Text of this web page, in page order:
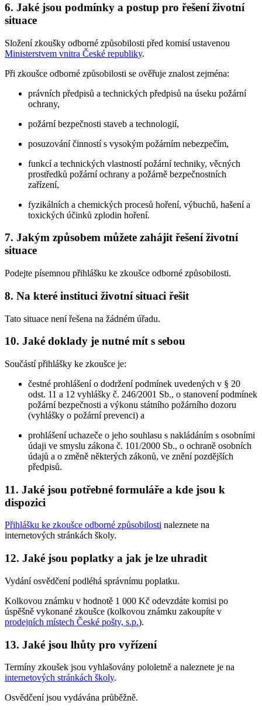
6. Jaké jsou podmínky a postup pro řešení životní
situace
Složení zkoušky odborné způsobilosti před komisí ustavenou
Ministerstvem vnitra České republiky.
Při zkoušce odborné způsobilosti se ověřuje znalost zejména:
právních předpisů a technických předpisů na úseku požární
ochrany,
požární bezpečnosti staveb a technologií,
posuzování činností s vysokým požárním nebezpečím,
funkcí a technických vlastností požární techniky, věcných
prostředků požární ochrany a požárně bezpečnostních
zařízení,
fyzikálních a chemických procesů hoření, výbuchů, hašení a
toxických účinků zplodin hoření.
7. Jakým způsobem můžete zahájit řešení životní
situace
Podejte písemnou přihlášku ke zkoušce odborné způsobilosti.
8. Na které instituci životní situaci řešit
Tato situace není řešena na žádném úřadu.
10. Jaké doklady je nutné mít s sebou
Součástí přihlášky ke zkoušce je:
čestné prohlášení o dodržení podmínek uvedených v § 20
odst. 11 a 12 vyhlášky č. 246/2001 Sb., o stanovení podmínek
požární bezpečnosti a výkonu státního požárního dozoru
(vyhlášky o požární prevenci) a
prohlášení uchazeče o jeho souhlasu s nakládáním s osobními
údaji ve smyslu zákona č. 101/2000 Sb., o ochraně osobních
údajů a o změně některých zákonů, ve znění pozdějších
předpisů.
11. Jaké jsou potřebné formuláře a kde jsou k
dispozici
Přihlášku ke zkoušce odborné způsobilosti naleznete na
internetových stránkách školy.
12. Jaké jsou poplatky a jak je lze uhradit
Vydání osvědčení podléhá správnímu poplatku.
Kolkovou známku v hodnotě 1 000 Kč odevzdáte komisi po
úspěšně vykonané zkoušce (kolkovou známku zakoupíte v
prodejních místech České pošty, s.p.).
13. Jaké jsou lhůty pro vyřízení
Termíny zkoušek jsou vyhlašovány pololetně a naleznete je na
internetových stránkách školy.
Osvědčení jsou vydávána průběžně.